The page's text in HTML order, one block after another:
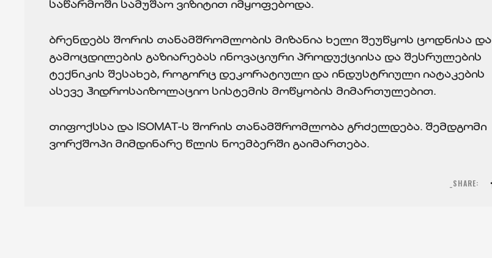
საწარმოში სამუშაო ვიზიტით იმყოფებოდა.
ბრენდებს შორის თანამშრომლობის მიზანია ხელი შეუწყოს ცოდნისა და
გამოცდილების გაზიარებას ინოვაციური პროდუქციისა და შესრულების
ტექნიკის შესახებ, როგორც დეკორატიული და ინდუსტრიული იატაკების
ასევე ჰიდროსაიზოლაციო სისტემის მოწყობის მიმართულებით.
თიფოქსსა და ISOMAT-ს შორის თანამშრომლობა გრძელდება. შემდგომი
ვორქშოპი მიმდინარე წლის ნოემბერში გაიმართება.
_SHARE: